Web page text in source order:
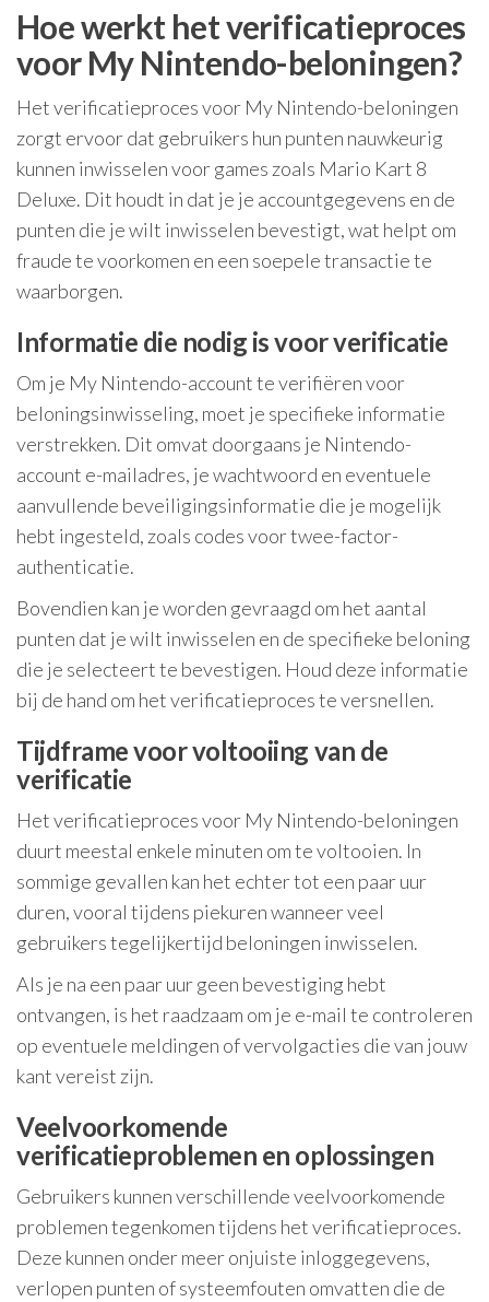
Hoe werkt het verificatieproces
voor My Nintendo-beloningen?
Het verificatieproces voor My Nintendo-beloningen
zorgt ervoor dat gebruikers hun punten nauwkeurig
kunnen inwisselen voor games zoals Mario Kart 8
Deluxe. Dit houdt in dat je je accountgegevens en de
punten die je wilt inwisselen bevestigt, wat helpt om
fraude te voorkomen en een soepele transactie te
waarborgen.
Informatie die nodig is voor verificatie
Om je My Nintendo-account te verifiëren voor
beloningsinwisseling, moet je specifieke informatie
verstrekken. Dit omvat doorgaans je Nintendo-
account e-mailadres, je wachtwoord en eventuele
aanvullende beveiligingsinformatie die je mogelijk
hebt ingesteld, zoals codes voor twee-factor-
authenticatie.
Bovendien kan je worden gevraagd om het aantal
punten dat je wilt inwisselen en de specifieke beloning
die je selecteert te bevestigen. Houd deze informatie
bij de hand om het verificatieproces te versnellen.
Tijdframe voor voltooiing van de
verificatie
Het verificatieproces voor My Nintendo-beloningen
duurt meestal enkele minuten om te voltooien. In
sommige gevallen kan het echter tot een paar uur
duren, vooral tijdens piekuren wanneer veel
gebruikers tegelijkertijd beloningen inwisselen.
Als je na een paar uur geen bevestiging hebt
ontvangen, is het raadzaam om je e-mail te controleren
op eventuele meldingen of vervolgacties die van jouw
kant vereist zijn.
Veelvoorkomende
verificatieproblemen en oplossingen
Gebruikers kunnen verschillende veelvoorkomende
problemen tegenkomen tijdens het verificatieproces.
Deze kunnen onder meer onjuiste inloggegevens,
verlopen punten of systeemfouten omvatten die de